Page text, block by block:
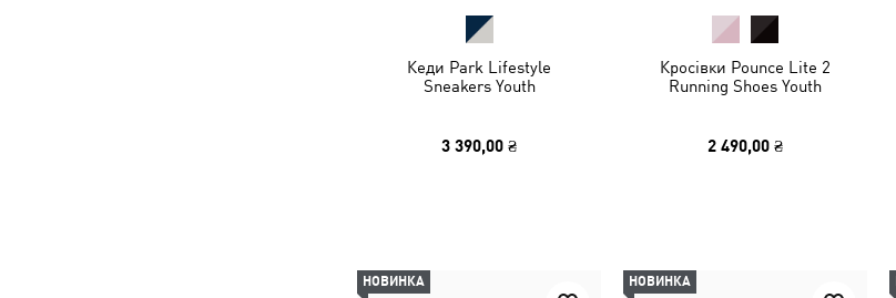
Кеди Park Lifestyle
Sneakers Youth
3 390,00 ₴
Кросівки Pounce Lite 2
Running Shoes Youth
2 490,00 ₴
НОВИНКА НОВИНКА